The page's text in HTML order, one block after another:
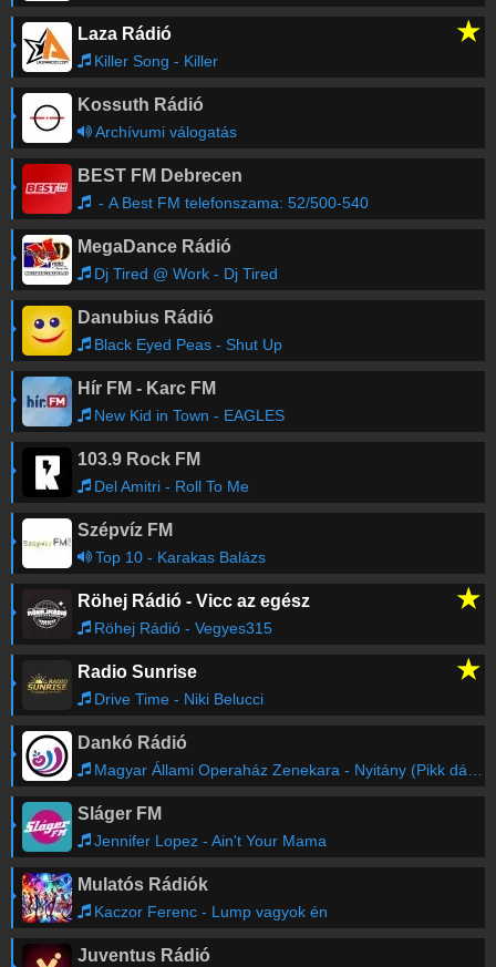
Laza Rádió ★
Killer Song - Killer
Kossuth Rádió
Archívumi válogatás
BEST FM Debrecen
- A Best FM telefonszama: 52/500-540
MegaDance Rádió
Dj Tired @ Work - Dj Tired
Danubius Rádió
Black Eyed Peas - Shut Up
Hír FM - Karc FM
New Kid in Town - EAGLES
103.9 Rock FM
Del Amitri - Roll To Me
Szépvíz FM
Top 10 - Karakas Balázs
Röhej Rádió - Vicc az egész ★
Röhej Rádió - Vegyes315
Radio Sunrise ★
Drive Time - Niki Belucci
Dankó Rádió
Magyar Állami Operaház Zenekara - Nyitány (Pikk dáma)
Sláger FM
Jennifer Lopez - Ain't Your Mama
Mulatós Rádiók
Kaczor Ferenc - Lump vagyok én
Juventus Rádió